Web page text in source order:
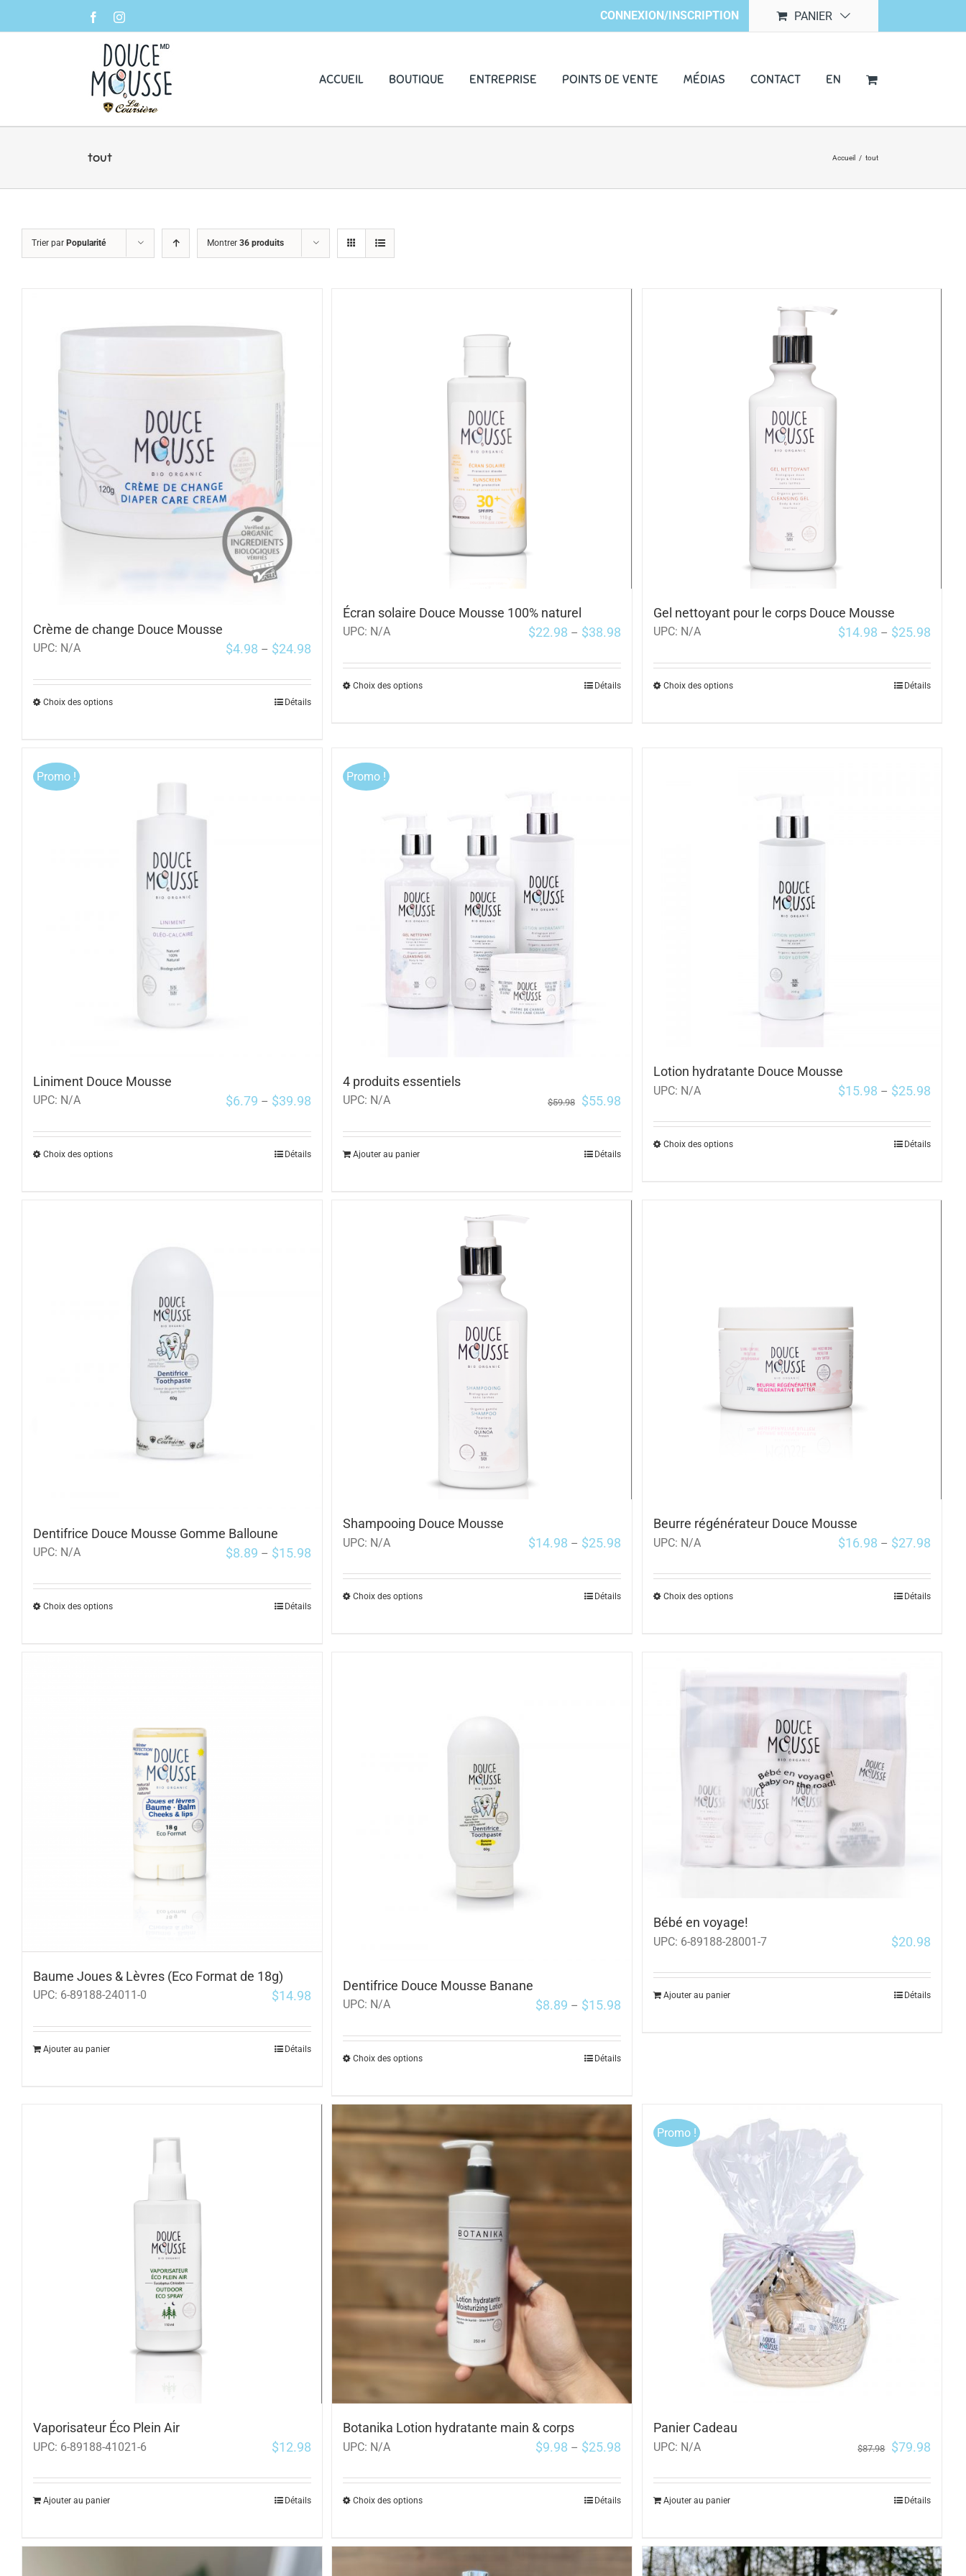
FacebookInstagram CONNEXION/INSCRIPTION PANIER
ACCUEIL BOUTIQUE ENTREPRISE POINTS DE VENTE MÉDIAS CONTACT EN
tout Accueil / tout
Trier par Popularité Montrer 36 produits
Crème de change Douce Mousse
UPC: N/A $4.98 – $24.98
Choix des options Détails
Écran solaire Douce Mousse 100% naturel
UPC: N/A $22.98 – $38.98
Choix des options Détails
Gel nettoyant pour le corps Douce Mousse
UPC: N/A $14.98 – $25.98
Choix des options Détails
Promo !
Liniment Douce Mousse
UPC: N/A $6.79 – $39.98
Choix des options Détails
Promo !
4 produits essentiels
UPC: N/A $59.98 $55.98
Ajouter au panier Détails
Lotion hydratante Douce Mousse
UPC: N/A $15.98 – $25.98
Choix des options Détails
Dentifrice Douce Mousse Gomme Balloune
UPC: N/A $8.89 – $15.98
Choix des options Détails
Shampooing Douce Mousse
UPC: N/A $14.98 – $25.98
Choix des options Détails
Beurre régénérateur Douce Mousse
UPC: N/A $16.98 – $27.98
Choix des options Détails
Baume Joues & Lèvres (Eco Format de 18g)
UPC: 6-89188-24011-0 $14.98
Ajouter au panier Détails
Dentifrice Douce Mousse Banane
UPC: N/A $8.89 – $15.98
Choix des options Détails
Bébé en voyage!
UPC: 6-89188-28001-7 $20.98
Ajouter au panier Détails
Vaporisateur Éco Plein Air
UPC: 6-89188-41021-6 $12.98
Ajouter au panier Détails
Botanika Lotion hydratante main & corps
UPC: N/A $9.98 – $25.98
Choix des options Détails
Promo !
Panier Cadeau
UPC: N/A $87.98 $79.98
Ajouter au panier Détails